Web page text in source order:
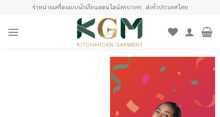
content
จำหน่ายเครื่องแบบนักเรียนออนไลน์ครบวงจร...ส่งทั่วประเทศไทย